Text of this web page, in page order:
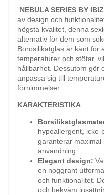
NEBULA SERIES BY
av design och
högsta kvalitet, denna
alternativ för dem som
Borosilikatglas är känt för
temperaturer och stötar,
hållbarhet. Dessutom gör
anpassa sig till
förnimmelser.
KARAKTERISTIKA
hypoallergent,
garanterar maximal
användning.
Elegant design:
en noggrant
och funktionalitet.
och bekväm